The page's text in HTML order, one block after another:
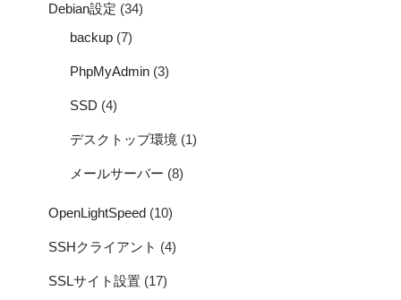
Debian設定 (34)
backup (7)
PhpMyAdmin (3)
SSD (4)
デスクトップ環境 (1)
メールサーバー (8)
OpenLightSpeed (10)
SSHクライアント (4)
SSLサイト設置 (17)